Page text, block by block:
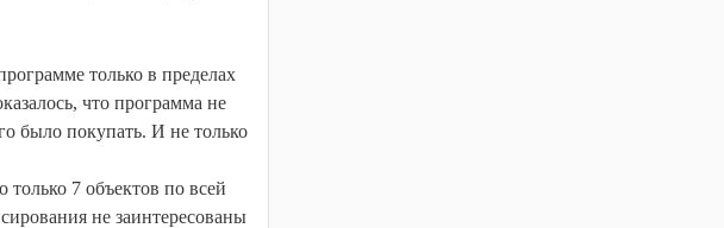
только в пределах
что программа не
было покупать. И не только
7 объектов по всей
не заинтересованы